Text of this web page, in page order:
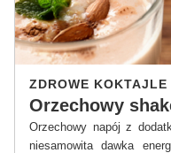
ZDROWE KOKTAJLE
Orzechowy
Orzechowy napój z
niesamowita dawka